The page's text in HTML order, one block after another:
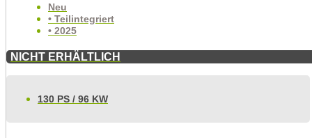
Neu
• Teilintegriert
• 2025
NICHT ERHÄLTLICH
130 PS / 96 KW